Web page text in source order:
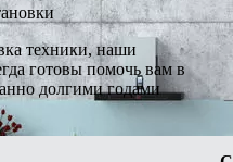
техники, наши
готовы помочь вам в
долгими годами